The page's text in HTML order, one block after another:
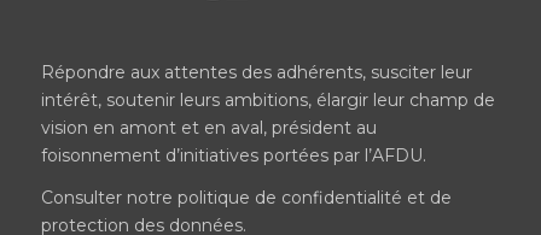
Répondre aux attentes des adhérents, susciter leur
intérêt, soutenir leurs ambitions, élargir leur champ de
vision en amont et en aval, président au
foisonnement d’initiatives portées par l’AFDU.
Consulter notre politique de confidentialité et de
protection des données.